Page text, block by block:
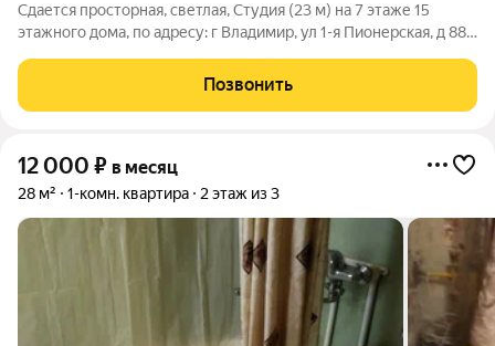
Сдается просторная, светлая, Студия (23 м) на 7 этаже 15
этажного дома, по адресу: г Владимир, ул 1-я Пионерская, д 88Г
заезжай и живи. Преимущества расположения: В
непосредственной близости
Позвонить
12 000 ₽ в месяц
28 м² 1-комн. квартира 2 этаж из 3